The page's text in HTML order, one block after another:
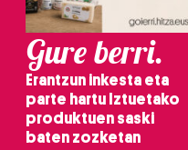
Gure berri.
Erantzun inkesta eta
parte hartu Iztuetako
produktuen saski
baten zozketan